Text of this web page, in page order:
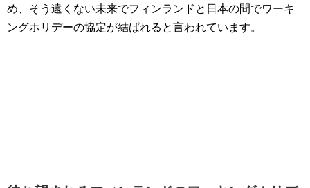
め、そう遠くない未来でフィンランドと日本の間でワーキ
ングホリデーの協定が結ばれると言われています。